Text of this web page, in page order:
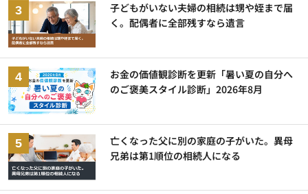
子どもがいない夫婦の相続は甥や姪まで届
く。配偶者に全部残すなら遺言
お金の価値観診断を更新「暑い夏の自分へ
のご褒美スタイル診断」2026年8月
亡くなった父に別の家庭の子がいた。異母
兄弟は第1順位の相続人になる